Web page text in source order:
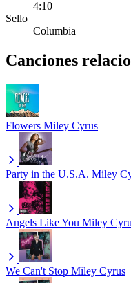
4:10
Sello
Columbia
Canciones
Flowers Miley Cyrus
Party in the U.S.A. Miley
Angels Like You Miley
We Can't Stop Miley Cyrus